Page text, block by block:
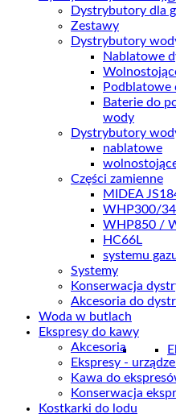
Dystrybutory dla
Zestawy
Dystrybutory
Nablatowe
Baterie do
wody
Dystrybutory
nablatowe
Części zamienne
MIDEA
WHP300/
WHP850 /
HC66L
systemu
Systemy
Konserwacja
Akcesoria do
Woda w butlach
Ekspresy do kawy
Akcesoria
Ekspresy -
Kawa do
Konserwacja
Kostkarki do lodu